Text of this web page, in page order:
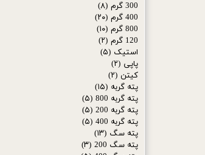
300 گرم
(۸)
400 گرم
(۲۰)
800 گرم
(۱۰)
120 گرم
(۲)
استیک (۵)
پاپی (۲)
کیتن (۲)
پته گربه (۱۵)
پته گربه 800
(۵)
پته گربه 200
(۵)
پته گربه 400
(۵)
پته سگ (۱۳)
پته سگ 200
(۳)